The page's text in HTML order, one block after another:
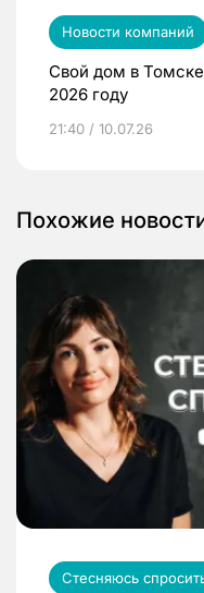
Новости компаний
Свой дом в
2026 году
21:40 / 10.07.26
Похожие
Стесняюсь